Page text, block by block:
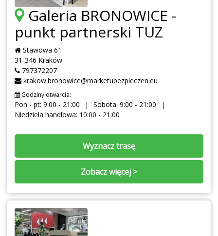
Galeria BRONOWICE -
punkt partnerski TUZ
Stawowa 61
31-346 Kraków
797372207
krakow.bronowice@marketubezpieczen.eu
Godziny otwarcia:
Pon - pt: 9:00 - 21:00
Sobota: 9:00 - 21:00
Niedziela handlowa: 10:00 - 21:00
Wyznacz trasę
Zobacz więcej >